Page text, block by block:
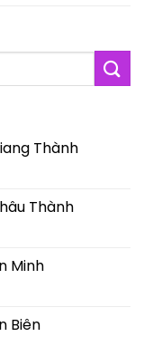
Thành
Thành
Minh
Biên